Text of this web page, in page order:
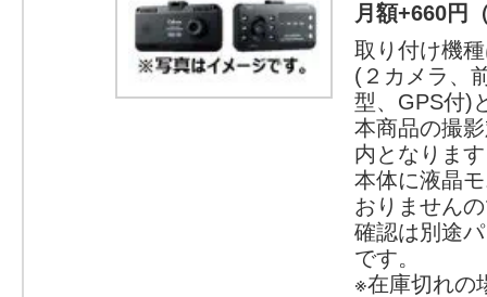
月額+660円
取り付け機
(２カメラ、
型、GPS付)
本商品の撮
内となりま
本体に液晶
おりません
確認は別途
です。
※在庫切れの